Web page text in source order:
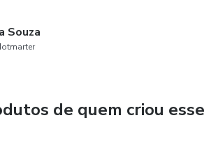
Souza
de quem criou esse